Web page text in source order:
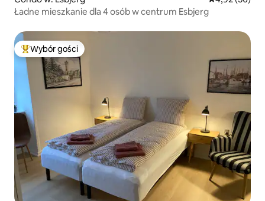
Ładne mieszkanie dla 4 osób w centrum Esbjerg
Najpopularniejsze z kategorii Wybór gości
Wybór gości